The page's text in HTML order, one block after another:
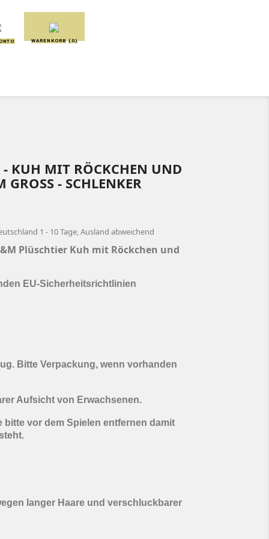
WARENKORB (0)
KUH MIT RÖCKCHEN UND
- SCHLENKER
1 - 10 Tage, Ausland abweichend
Plüschtier Kuh mit Röckchen und
EU-Sicherheitsrichtlinien
Bitte Verpackung, wenn vorhanden
Aufsicht von Erwachsenen.
bitte vor dem Spielen entfernen damit
langer Haare und verschluckbarer